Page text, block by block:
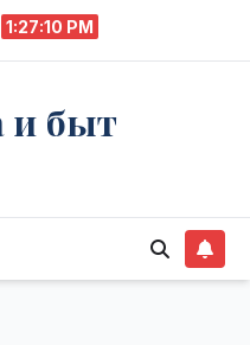
1:27:11 PM
и быт